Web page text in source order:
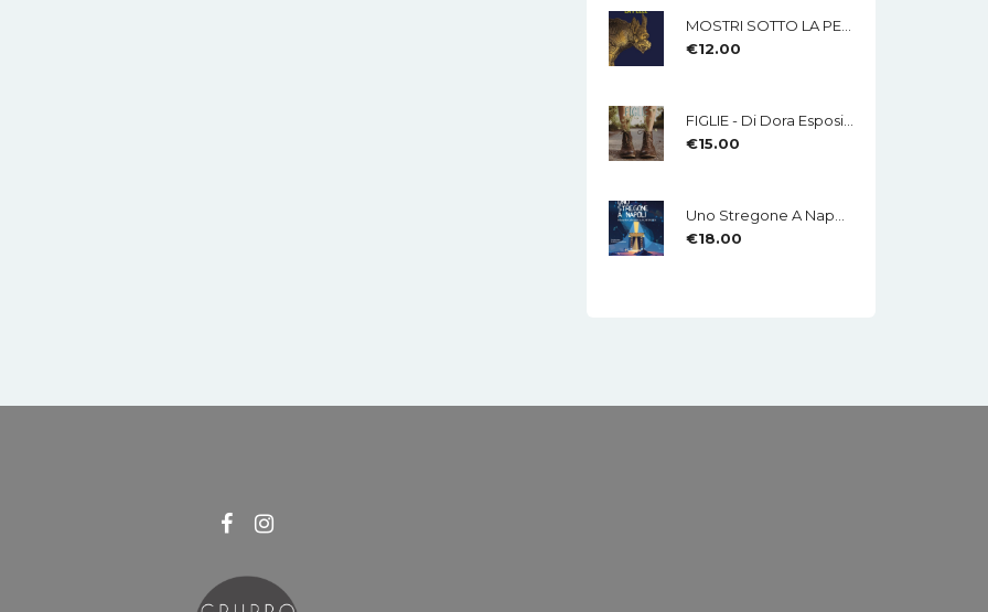
MOSTRI SOTTO LA PELLE Di Rossana Lamberti - Edizioni MEA
€12.00
FIGLIE - Di Dora Esposito - Edizioni MEA
€15.00
€18.00